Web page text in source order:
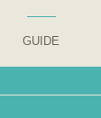
GUIDE